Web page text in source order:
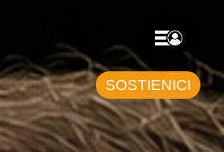
SOSTIENICI